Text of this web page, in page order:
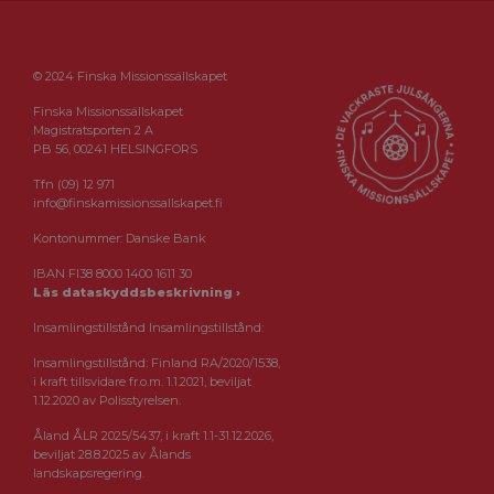
© 2024 Finska Missionssällskapet
Finska Missionssällskapet
Magistratsporten 2 A
PB 56, 00241 HELSINGFORS
Tfn (09) 12 971
info@finskamissionssallskapet.fi
Kontonummer: Danske Bank
IBAN FI38 8000 1400 1611 30
Läs dataskyddsbeskrivning ›
Insamlingstillstånd Insamlingstillstånd:
Insamlingstillstånd: Finland RA/2020/1538,
i kraft tillsvidare fr.o.m. 1.1.2021, beviljat
1.12.2020 av Polisstyrelsen.
Åland ÅLR 2025/5437, i kraft 1.1-31.12.2026,
beviljat 28.8.2025 av Ålands
landskapsregering.